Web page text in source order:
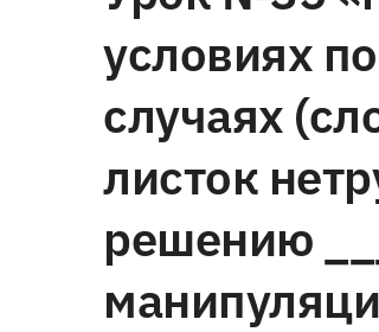
условиях
случаях
листок
решению